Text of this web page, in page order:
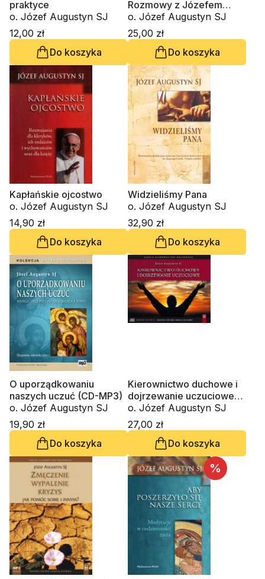
praktyce
o. Józef Augustyn SJ
12,00 zł
Do koszyka
Rozmowy z Józefem
Augustynem SJ
o. Józef Augustyn SJ
25,00 zł
Do koszyka
Kapłańskie ojcostwo
o. Józef Augustyn SJ
14,90 zł
Do koszyka
Widzieliśmy Pana
o. Józef Augustyn SJ
32,90 zł
Do koszyka
O uporządkowaniu
naszych uczuć (CD-MP3)
o. Józef Augustyn SJ
19,90 zł
Do koszyka
Kierownictwo duchowe i
dojrzewanie uczuciowe
(CD-audiobook)
o. Józef Augustyn SJ
27,00 zł
Do koszyka
%